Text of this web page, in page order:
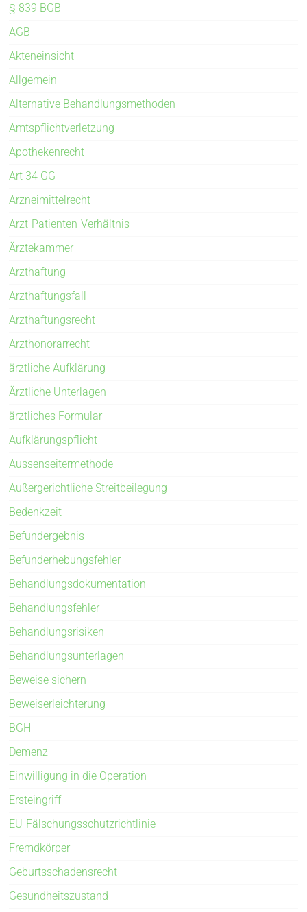
§ 839 BGB
AGB
Akteneinsicht
Allgemein
Alternative Behandlungsmethoden
Amtspflichtverletzung
Apothekenrecht
Art 34 GG
Arzneimittelrecht
Arzt-Patienten-Verhältnis
Ärztekammer
Arzthaftung
Arzthaftungsfall
Arzthaftungsrecht
Arzthonorarrecht
ärztliche Aufklärung
Ärztliche Unterlagen
ärztliches Formular
Aufklärungspflicht
Aussenseitermethode
Außergerichtliche Streitbeilegung
Bedenkzeit
Befundergebnis
Befunderhebungsfehler
Behandlungsdokumentation
Behandlungsfehler
Behandlungsrisiken
Behandlungsunterlagen
Beweise sichern
Beweiserleichterung
BGH
Demenz
Einwilligung in die Operation
Ersteingriff
EU-Fälschungsschutzrichtlinie
Fremdkörper
Geburtsschadensrecht
Gesundheitszustand